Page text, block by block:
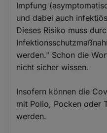
Impfung
und dabei auch
Dieses Risiko muss
werden." Schon die
nicht sicher wissen.
Insofern können die
mit Polio, Pocken oder
werden.